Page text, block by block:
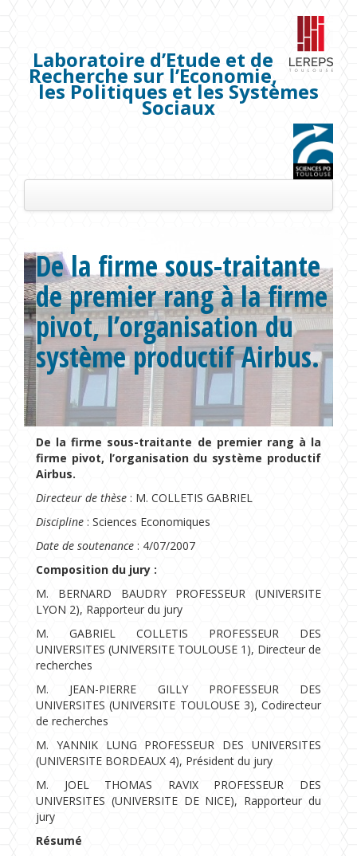
Laboratoire d’Etude et de
Recherche sur l’Economie,
les Politiques et les Systèmes
Sociaux
Les membres
Séminaires
Publications
Projets de recherche
Formations
De la firme sous-traitante
de premier rang à la firme
pivot, l’organisation du
système productif Airbus.
De la firme sous-traitante de premier rang à la
firme pivot, l’organisation du système productif
Airbus.
Directeur de thèse : M. COLLETIS GABRIEL
Discipline : Sciences Economiques
Date de soutenance : 4/07/2007
Composition du jury :
M. BERNARD BAUDRY PROFESSEUR (UNIVERSITE
LYON 2), Rapporteur du jury
M. GABRIEL COLLETIS PROFESSEUR DES
UNIVERSITES (UNIVERSITE TOULOUSE 1), Directeur de
recherches
M. JEAN-PIERRE GILLY PROFESSEUR DES
UNIVERSITES (UNIVERSITE TOULOUSE 3), Codirecteur
de recherches
M. YANNIK LUNG PROFESSEUR DES UNIVERSITES
(UNIVERSITE BORDEAUX 4), Président du jury
M. JOEL THOMAS RAVIX PROFESSEUR DES
UNIVERSITES (UNIVERSITE DE NICE), Rapporteur du
jury
Résumé